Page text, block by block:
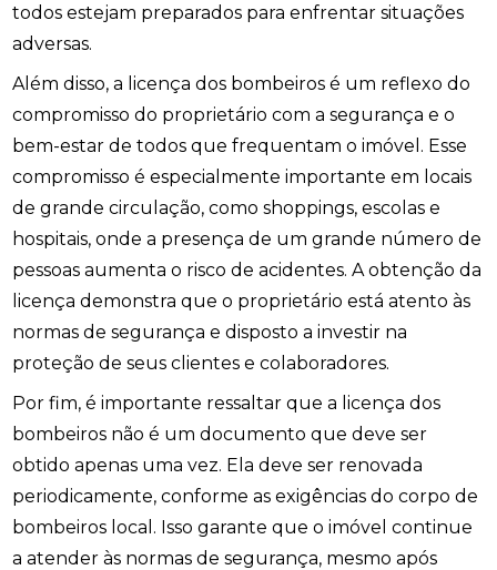
todos estejam preparados para enfrentar situações
adversas.
Além disso, a licença dos bombeiros é um reflexo do
compromisso do proprietário com a segurança e o
bem-estar de todos que frequentam o imóvel. Esse
compromisso é especialmente importante em locais
de grande circulação, como shoppings, escolas e
hospitais, onde a presença de um grande número de
pessoas aumenta o risco de acidentes. A obtenção da
licença demonstra que o proprietário está atento às
normas de segurança e disposto a investir na
proteção de seus clientes e colaboradores.
Por fim, é importante ressaltar que a licença dos
bombeiros não é um documento que deve ser
obtido apenas uma vez. Ela deve ser renovada
periodicamente, conforme as exigências do corpo de
bombeiros local. Isso garante que o imóvel continue
a atender às normas de segurança, mesmo após